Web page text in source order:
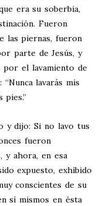
era su soberbia,
Fueron
las piernas, fueron
parte de Jesús, y
por el lavamiento de
lavarás mis
pies.”
y dijo: Si no lavo tus
fueron
y ahora, en esa
expuesto, exhibido
conscientes de su
sí mismos en ésta